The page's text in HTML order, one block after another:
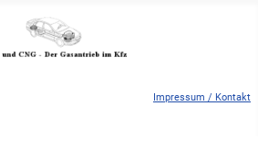
Impressum / Kontakt